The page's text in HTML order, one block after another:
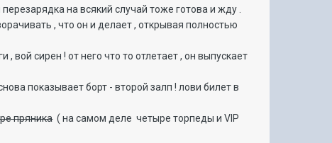
на всякий случай тоже готова и жду .
, что он и делает , открывая полностью
сирен ! от него что то отлетает , он выпускает
показывает борт - второй залп ! лови билет в
пряника( на самом деле четыре торпеды и VIP